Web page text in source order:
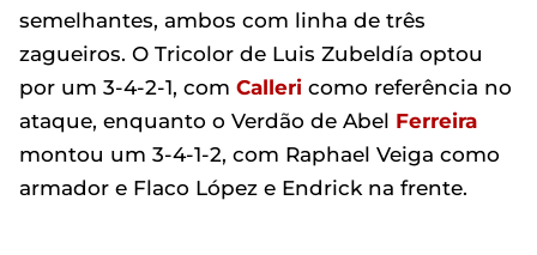
semelhantes, ambos com linha de três
zagueiros. O Tricolor de Luis Zubeldía optou
por um 3-4-2-1, com Calleri como referência no
ataque, enquanto o Verdão de Abel Ferreira
montou um 3-4-1-2, com Raphael Veiga como
armador e Flaco López e Endrick na frente.